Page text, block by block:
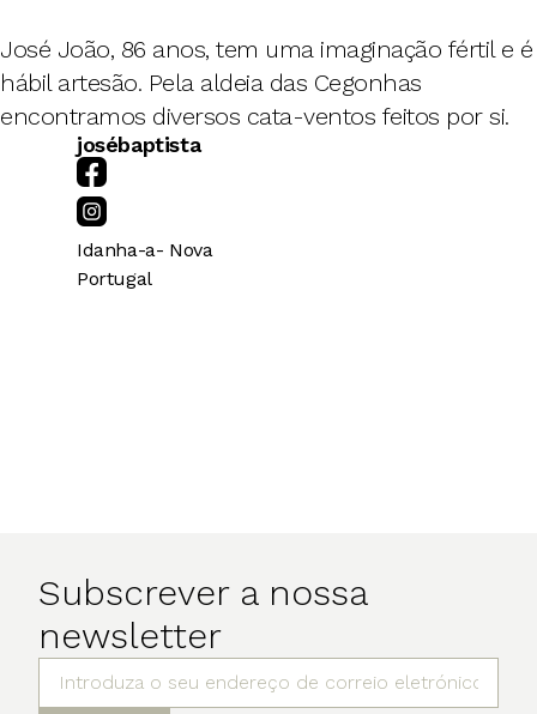
José João, 86 anos, tem uma imaginação fértil e é
hábil artesão. Pela aldeia das Cegonhas
encontramos diversos cata-ventos feitos por si.
josébaptista
Idanha-a- Nova
Portugal
Subscrever a nossa
newsletter